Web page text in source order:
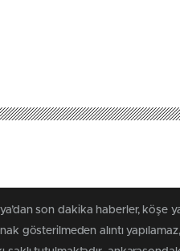
son dakika haberler, köşe
gösterilmeden alıntı